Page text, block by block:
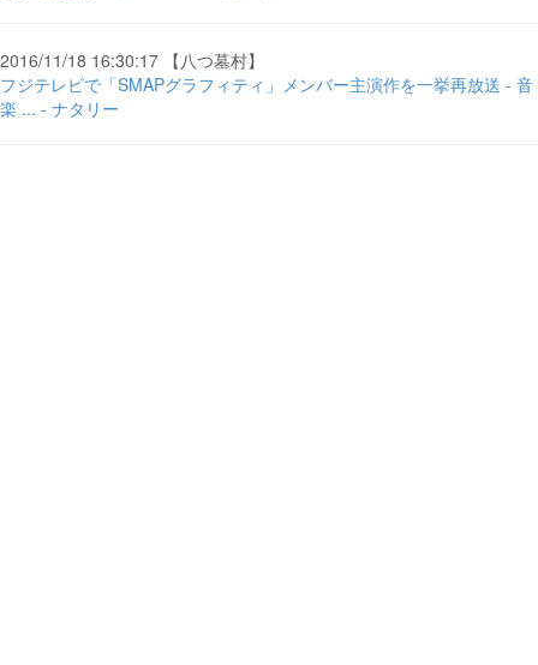
2016/11/18 16:30:17 【八つ墓村】
フジテレビで「SMAPグラフィティ」メンバー主演作を一挙再放送 - 音
楽 ... - ナタリー